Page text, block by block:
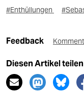
#Enthüllungen
Feedback
Diesen Artikel teilen